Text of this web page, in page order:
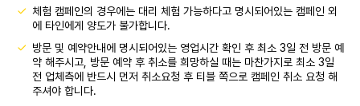
체험 캠페인의 경우에는 대리 체험 가능하다고 명시되어있는 캠페인 외
에 타인에게 양도가 불가합니다.
방문 및 예약안내에 명시되어있는 영업시간 확인 후 최소 3일 전 방문 예
약 해주시고, 방문 예약 후 취소를 희망하실 때는 마찬가지로 최소 3일
전 업체측에 반드시 먼저 취소요청 후 티블 쪽으로 캠페인 취소 요청 해
주셔야 합니다.